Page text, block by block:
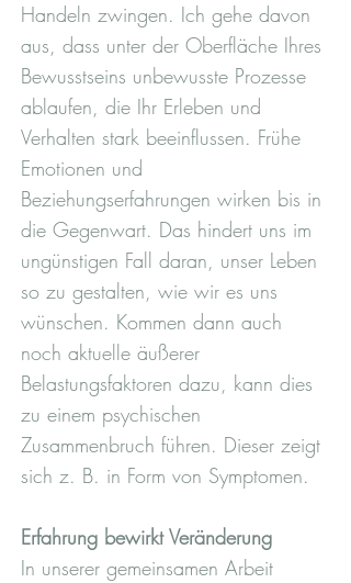
Handeln zwingen. Ich gehe davon
aus, dass unter der Oberfläche Ihres
Bewusstseins unbewusste Prozesse
ablaufen, die Ihr Erleben und
Verhalten stark beeinflussen. Frühe
Emotionen und
Beziehungserfahrungen wirken bis in
die Gegenwart. Das hindert uns im
ungünstigen Fall daran, unser Leben
so zu gestalten, wie wir es uns
wünschen. Kommen dann auch
noch aktuelle äußerer
Belastungsfaktoren dazu, kann dies
zu einem psychischen
Zusammenbruch führen. Dieser zeigt
sich z. B. in Form von Symptomen.
Erfahrung bewirkt Veränderung
In unserer gemeinsamen Arbeit